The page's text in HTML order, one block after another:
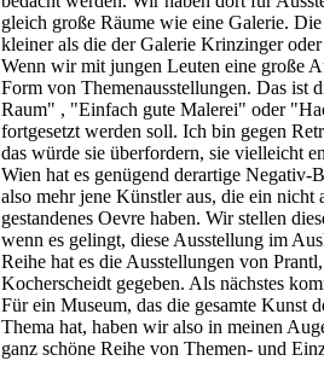
gleich große Räume wie eine Galerie.
kleiner als die der Galerie Krinzinger
Wenn wir mit jungen Leuten eine große
Form von Themenausstellungen. Das ist
Raum" , "Einfach gute Malerei" oder
fortgesetzt werden soll. Ich bin gegen
das würde sie überfordern, sie vielleicht
Wien hat es genügend derartige Negativ-
also mehr jene Künstler aus, die ein nicht
gestandenes Oevre haben. Wir stellen
wenn es gelingt, diese Ausstellung im
Reihe hat es die Ausstellungen von
Kocherscheidt gegeben. Als nächstes
Für ein Museum, das die gesamte Kunst
Thema hat, haben wir also in meinen
ganz schöne Reihe von Themen- und